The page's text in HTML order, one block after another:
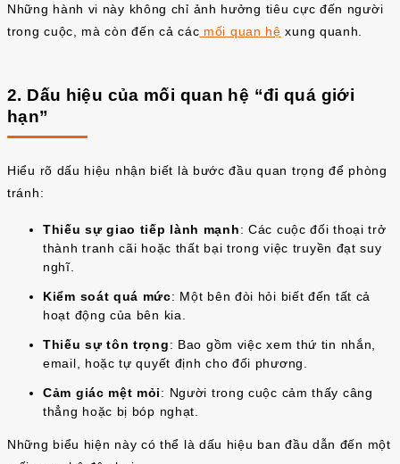
Những hành vi này không chỉ ảnh hưởng tiêu cực đến người
trong cuộc, mà còn đến cả các mối quan hệ xung quanh.
2. Dấu hiệu của mối quan hệ “đi quá giới
hạn”
Hiểu rõ dấu hiệu nhận biết là bước đầu quan trọng để phòng
tránh:
Thiếu sự giao tiếp lành mạnh: Các cuộc đối thoại trở
thành tranh cãi hoặc thất bại trong việc truyền đạt suy
nghĩ.
Kiểm soát quá mức: Một bên đòi hỏi biết đến tất cả
hoạt động của bên kia.
Thiếu sự tôn trọng: Bao gồm việc xem thứ tin nhắn,
email, hoặc tự quyết định cho đối phương.
Cảm giác mệt mỏi: Người trong cuộc cảm thấy câng
thẳng hoặc bị bóp nghạt.
Những biểu hiện này có thể là dấu hiệu ban đầu dẫn đến một